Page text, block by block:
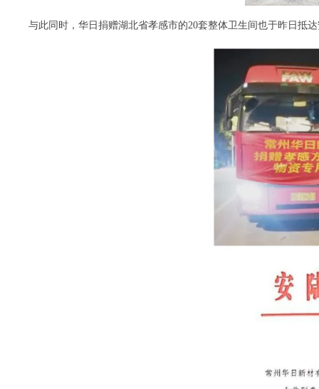
与此同时，华日捐赠湖北省孝感市的20套整体卫生间也于昨日抵